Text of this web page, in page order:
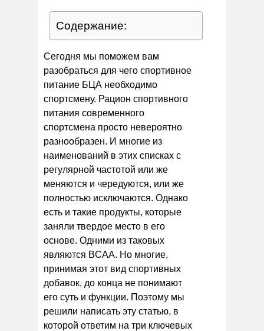
Содержание:
Сегодня мы поможем вам
разобраться для чего спортивное
питание БЦА необходимо
спортсмену. Рацион спортивного
питания современного
спортсмена просто невероятно
разнообразен. И многие из
наименований в этих списках с
регулярной частотой или же
меняются и чередуются, или же
полностью исключаются. Однако
есть и такие продукты, которые
заняли твердое место в его
основе. Одними из таковых
являются BCAA. Но многие,
принимая этот вид спортивных
добавок, до конца не понимают
его суть и функции. Поэтому мы
решили написать эту статью, в
которой ответим на три ключевых